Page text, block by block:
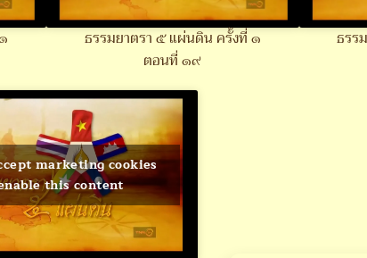
ธรรมยาตรา ๕ แผ่นดิน ครั้งที่ ๑
ตอนที่ ๑๙
ธรร
marketing cookies
this content